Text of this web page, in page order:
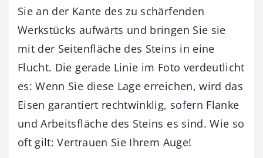
Sie an der Kante des zu schärfenden
Werkstücks aufwärts und bringen Sie sie
mit der Seitenfläche des Steins in eine
Flucht. Die gerade Linie im Foto verdeutlicht
es: Wenn Sie diese Lage erreichen, wird das
Eisen garantiert rechtwinklig, sofern Flanke
und Arbeitsfläche des Steins es sind. Wie so
oft gilt: Vertrauen Sie Ihrem Auge!